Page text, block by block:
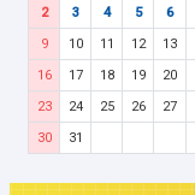
2
3 4 5 6
9
10 11 12 13
16
17 18 19 20
23
24 25 26 27
30
31